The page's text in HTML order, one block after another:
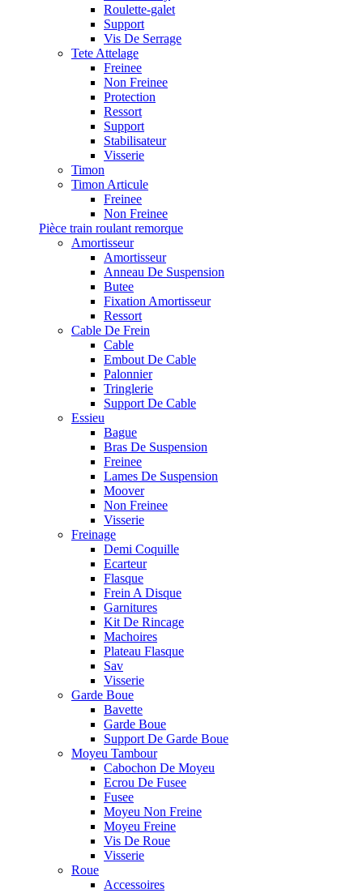
Roulette-galet
Support
Vis De Serrage
Tete Attelage
Freinee
Non Freinee
Protection
Ressort
Support
Stabilisateur
Visserie
Timon
Timon Articule
Freinee
Non Freinee
Pièce train roulant remorque
Amortisseur
Amortisseur
Anneau De Suspension
Butee
Fixation Amortisseur
Ressort
Cable De Frein
Cable
Embout De Cable
Palonnier
Tringlerie
Support De Cable
Essieu
Bague
Bras De Suspension
Freinee
Lames De Suspension
Moover
Non Freinee
Visserie
Freinage
Demi Coquille
Ecarteur
Flasque
Frein A Disque
Garnitures
Kit De Rincage
Machoires
Plateau Flasque
Sav
Visserie
Garde Boue
Bavette
Garde Boue
Support De Garde Boue
Moyeu Tambour
Cabochon De Moyeu
Ecrou De Fusee
Fusee
Moyeu Non Freine
Moyeu Freine
Vis De Roue
Visserie
Roue
Accessoires